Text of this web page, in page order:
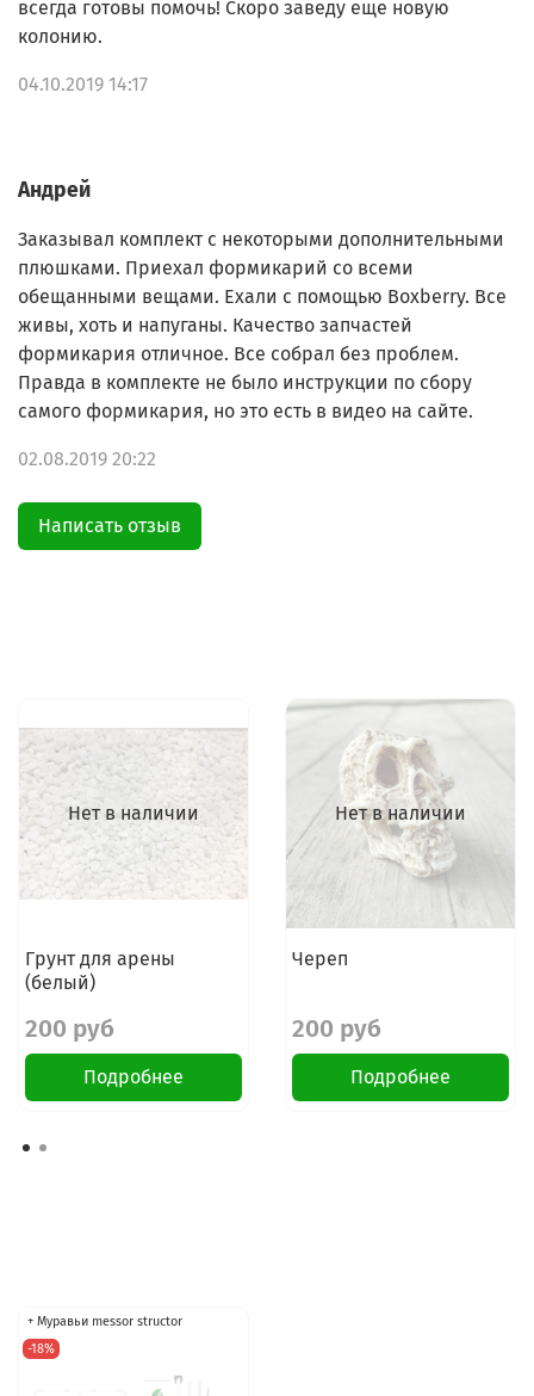
всегда готовы помочь! Скоро заведу еще новую
колонию.
04.10.2019 14:17
Андрей
Заказывал комплект с некоторыми дополнительными
плюшками. Приехал формикарий со всеми
обещанными вещами. Ехали с помощью Boxberry. Все
живы, хоть и напуганы. Качество запчастей
формикария отличное. Все собрал без проблем.
Правда в комплекте не было инструкции по сбору
самого формикария, но это есть в видео на сайте.
02.08.2019 20:22
Написать отзыв
Нет в наличии
Грунт для арены
(белый)
200 руб
Подробнее
Нет в наличии
Череп
200 руб
Подробнее
+ Муравьи messor structor
-18%